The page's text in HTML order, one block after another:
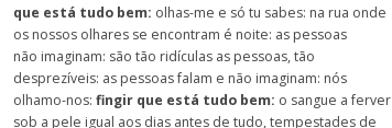
que está tudo bem: olhas-me e só tu sabes: na rua onde
os nossos olhares se encontram é noite: as pessoas
não imaginam: são tão ridículas as pessoas, tão
desprezíveis: as pessoas falam e não imaginam: nós
olhamo-nos: fingir que está tudo bem: o sangue a ferver
sob a pele igual aos dias antes de tudo, tempestades de